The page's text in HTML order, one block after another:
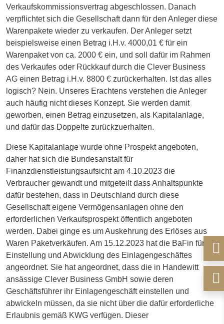
Verkaufskommissionsvertrag abgeschlossen. Danach
verpflichtet sich die Gesellschaft dann für den Anleger diese
Warenpakete wieder zu verkaufen. Der Anleger setzt
beispielsweise einen Betrag i.H.v. 4000,01 € für ein
Warenpaket von ca. 2000 € ein, und soll dafür im Rahmen
des Verkaufes oder Rückkauf durch die Clever Business
AG einen Betrag i.H.v. 8800 € zurückerhalten. Ist das alles
logisch? Nein. Unseres Erachtens verstehen die Anleger
auch häufig nicht dieses Konzept. Sie werden damit
geworben, einen Betrag einzusetzen, als Kapitalanlage,
und dafür das Doppelte zurückzuerhalten.
Diese Kapitalanlage wurde ohne Prospekt angeboten,
daher hat sich die Bundesanstalt für
Finanzdienstleistungsaufsicht am 4.10.2023 die
Verbraucher gewandt und mitgeteilt dass Anhaltspunkte
dafür bestehen, dass in Deutschland durch diese
Gesellschaft eigene Vermögensanlagen ohne den
erforderlichen Verkaufsprospekt öffentlich angeboten
werden. Dabei ginge es um Auskehrung des Erlöses aus
Waren Paketverkäufen. Am 15.12.2023 hat die BaFin für die
Einstellung und Abwicklung des Einlagengeschäftes
angeordnet. Sie hat angeordnet, dass die in Handewitt
ansässige Clever Business GmbH sowie deren
Geschäftsführer ihr Einlagengeschäft einstellen und
abwickeln müssen, da sie nicht über die dafür erforderliche
Erlaubnis gemäß KWG verfügen. Dieser